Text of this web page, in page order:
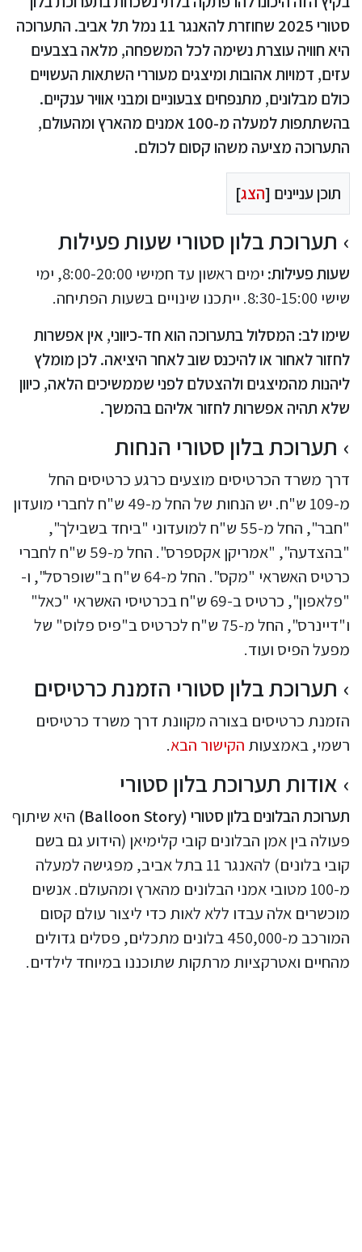
סטורי 2025 שחוזרת להאנגר 11 נמל תל אביב. התערוכה
היא חוויה עוצרת נשימה לכל המשפחה, מלאה בצבעים
עזים, דמויות אהובות ומיצגים מעוררי השתאות העשויים
כולם מבלונים, מתנפחים צבעוניים ומבני אוויר ענקיים.
בהשתתפות למעלה מ-100 אמנים מהארץ ומהעולם,
התערוכה מציעה משהו קסום לכולם.
תוכן עניינים [הצג]
תערוכת בלון סטורי שעות פעילות
שעות פעילות:
ימים ראשון עד חמישי 8:00-20:00, ימי
שישי 8:30-15:00. ייתכנו שינויים בשעות הפתיחה.
שימו לב: המסלול בתערוכה הוא חד-כיווני, אין אפשרות
לחזור לאחור או להיכנס שוב לאחר היציאה. לכן מומלץ
ליהנות מהמיצגים ולהצטלם לפני שממשיכים הלאה, כיוון
שלא תהיה אפשרות לחזור אליהם בהמשך.
תערוכת בלון סטורי הנחות
דרך משרד הכרטיסים מוצעים כרגע כרטיסים החל
מ-109 ש"ח. יש הנחות של החל מ-49 ש"ח לחברי מועדון
"חבר", החל מ-55 ש"ח למועדוני "ביחד בשבילך",
"בהצדעה", "אמריקן אקספרס". החל מ-59 ש"ח לחברי
כרטיס האשראי "מקס". החל מ-64 ש"ח ב"שופרסל", ו-
"פלאפון", כרטיס ב-69 ש"ח בכרטיסי האשראי "כאל"
ו"דיינרס", החל מ-75 ש"ח לכרטיס ב"פיס פלוס" של
מפעל הפיס ועוד.
תערוכת בלון סטורי הזמנת כרטיסים
הזמנת כרטיסים בצורה מקוונת דרך משרד כרטיסים
רשמי, באמצעות הקישור הבא.
אודות תערוכת בלון סטורי
תערוכת הבלונים בלון סטורי (Balloon Story)
היא שיתוף
פעולה בין אמן הבלונים קובי קלימיאן (הידוע גם בשם
קובי בלונים) להאנגר 11 בתל אביב, מפגישה למעלה
מ-100 מטובי אמני הבלונים מהארץ ומהעולם. אנשים
מוכשרים אלה עבדו ללא לאות כדי ליצור עולם קסום
המורכב מ-450,000 בלונים מתכלים, פסלים גדולים
מהחיים ואטרקציות מרתקות שתוכננו במיוחד לילדים.